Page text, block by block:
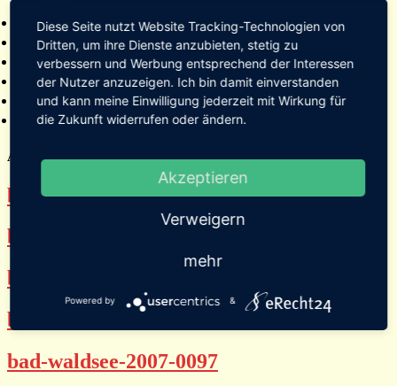
2025
Bildergalerien
Referenzen
Empfehlungen von Städten und Gemeinden
Presse
Links
Kontakt
Archive(page 1 of 10)
bad-waldsee-2007-0100
bad-waldsee-2007-0099
bad-waldsee-2007-0098
bad-waldsee-2007-0096
bad-waldsee-2007-0097
Diese Seite nutzt Website Tracking-Technologien von
Dritten, um ihre Dienste anzubieten, stetig zu
verbessern und Werbung entsprechend der Interessen
der Nutzer anzuzeigen. Ich bin damit einverstanden
und kann meine Einwilligung jederzeit mit Wirkung für
die Zukunft widerrufen oder ändern.
Akzeptieren
Verweigern
mehr
Powered by &